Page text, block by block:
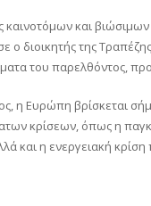
καινοτόμων και
διοικητής της
του παρελθόντος,
η Ευρώπη βρίσκεται
κρίσεων, όπως η
και η ενεργειακή